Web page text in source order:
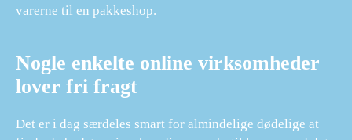
varerne til en pakkeshop.
Nogle enkelte online virksomheder
lover fri fragt
Det er i dag særdeles smart for almindelige dødelige at